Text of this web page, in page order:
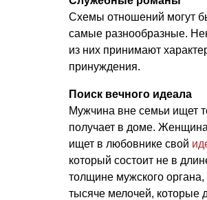
Схемы отношений могут
самые разнообразные.
из них принимают
принуждения.
Поиск вечного идеала
Мужчина вне семьи ищет
получает в доме.
ищет в любовнике свой
который состоит не в
толщине мужского органа,
тысяче мелочей, которые